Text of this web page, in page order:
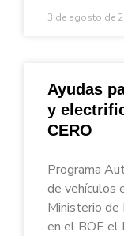
3 de agosto de
Ayudas
y
CERO
Programa
de vehículos
Ministerio de
en el BOE